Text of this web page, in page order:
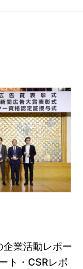
業活動レポー
ト・CSRレポ